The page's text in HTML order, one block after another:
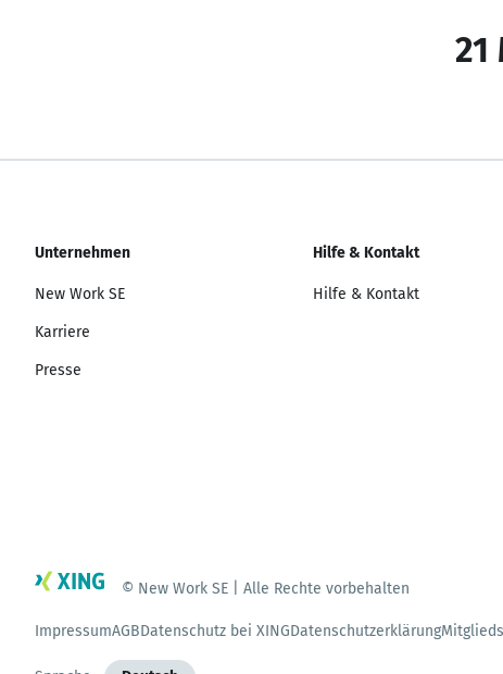
21
Unternehmen
New Work SE
Karriere
Presse
Hilfe & Kontakt
Hilfe & Kontakt
© New Work SE | Alle Rechte vorbehalten
ImpressumAGBDatenschutz bei XINGDatenschutzerklärung